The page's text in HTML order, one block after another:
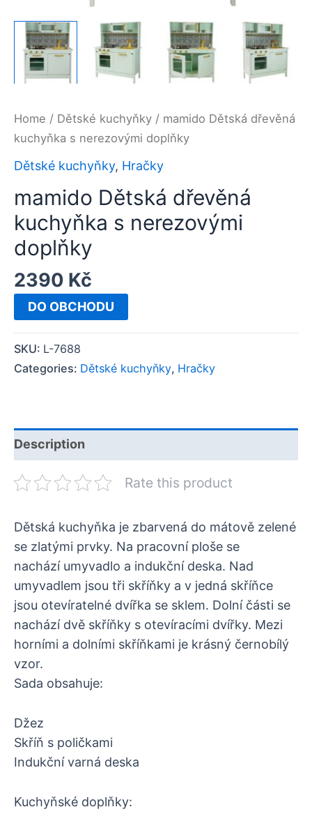
Home / Dětské kuchyňky / mamido Dětská dřevěná
kuchyňka s nerezovými doplňky
Dětské kuchyňky, Hračky
mamido Dětská dřevěná
kuchyňka s nerezovými
doplňky
2390 Kč
DO OBCHODU
SKU: L-7688
Categories: Dětské kuchyňky, Hračky
Description
Rate this product
Dětská kuchyňka je zbarvená do mátově zelené
se zlatými prvky. Na pracovní ploše se
nachází umyvadlo a indukční deska. Nad
umyvadlem jsou tři skříňky a v jedná skříňce
jsou otevíratelné dvířka se sklem. Dolní části se
nachází dvě skříňky s otevíracími dvířky. Mezi
horními a dolními skříňkami je krásný černobílý
vzor.
Sada obsahuje:
Džez
Skříň s poličkami
Indukční varná deska
Kuchyňské doplňky: